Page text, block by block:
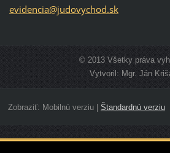
evidencia@judovychod.sk
© 2013 Všetky práva
Vytvoril: Mgr. Ján
Zobraziť: Mobilnú verziu| Štandardnú verziu